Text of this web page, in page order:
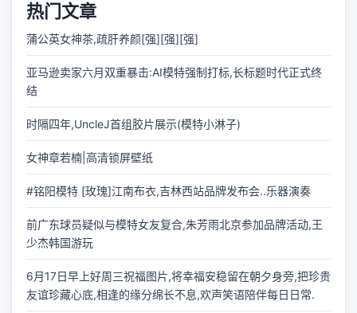
热门文章
蒲公英女神茶,疏肝养颜[强][强][强]
亚马逊卖家六月双重暴击:AI模特强制打标,长标题时代正式终
结
时隔四年,UncleJ首组胶片展示(模特小淋子)
女神章若楠|高清锁屏壁纸
#铭阳模特 [玫瑰]江南布衣,吉林西站品牌发布会..乐器演奏
前广东球员疑似与模特女友复合,朱芳雨北京参加品牌活动,王
少杰韩国游玩
6月17日早上好周三祝福图片,将幸福安稳留在朝夕身旁,把珍贵
友谊珍藏心底,相逢的缘分绵长不息,欢声笑语陪伴每日日常.